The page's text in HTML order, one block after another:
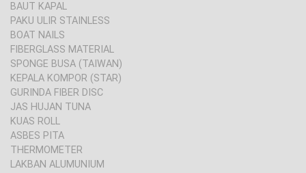
BAUT KAPAL
PAKU ULIR STAINLESS
BOAT NAILS
FIBERGLASS MATERIAL
SPONGE BUSA (TAIWAN)
KEPALA KOMPOR (STAR)
GURINDA FIBER DISC
JAS HUJAN TUNA
KUAS ROLL
ASBES PITA
THERMOMETER
LAKBAN ALUMUNIUM